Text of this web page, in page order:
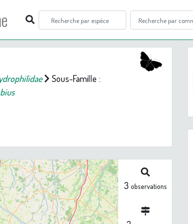
Sous-Famille :
3 observations